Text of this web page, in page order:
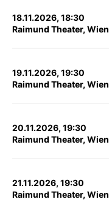
18.11.2026, 18:30
Raimund Theater, Wien
19.11.2026, 19:30
Raimund Theater, Wien
20.11.2026, 19:30
Raimund Theater, Wien
21.11.2026, 19:30
Raimund Theater, Wien